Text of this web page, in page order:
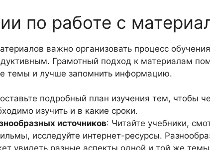
по работе с
важно организовать процесс
Грамотный подход к материалам
темы и лучше запомнить информацию.
подробный план изучения тем, чтобы
изучить и в какие сроки.
источников: Читайте учебники,
исследуйте интернет-ресурсы.